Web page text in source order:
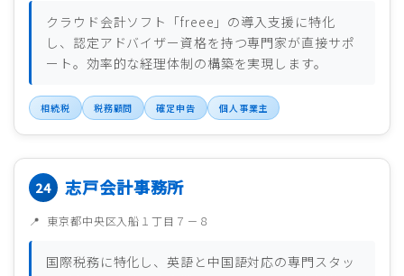
クラウド会計ソフト「freee」の導入支援に特化
し、認定アドバイザー資格を持つ専門家が直接サポ
ート。効率的な経理体制の構築を実現します。
相続税 税務顧問 確定申告 個人事業主
志戸会計事務所
東京都中央区入船１丁目７－８
国際税務に特化し、英語と中国語対応の専門スタッ